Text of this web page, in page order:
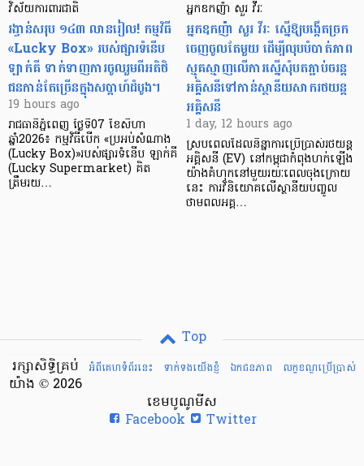
វិស័យការពារជាតិ
រង្វាន់សរុប ១៤៣ លានរៀល! កម្មវិធី
«Lucky Box» របស់ផ្សារទំនើប
ឡាក់គី ទាក់ទាញការចូលរួមពីអតិថិ
ជនកាន់តែច្រើនក្នុងសប្តាហ៍ដំបូង។
19 hours ago
រាជធានីភ្នំពេញ ថ្ងៃទី07 ខែសីហា
ឆ្នាំ2026៖ កម្មវិធីបើក «ប្រអប់សំណាង
(Lucky Box)»របស់ផ្សារទំនើប ឡាក់គី
(Lucky Supermarket) គិត
ត្រឹមរយ…
អ្នកឧកញ៉ា សួរ វីរៈ
អ្នកឧកញ៉ា សួរ វីរៈ ស្នើឱ្យបង្កើតច្រក
ចេញចូលតែមួយ ដើម្បីលុបបំបាត់ភាព
ស្មុគស្មាញលើការស្នើសុំបតភ្ជាប់ចរន្ត
អគ្គិសនីទៅកាន់ស្ថានីយសាករថយន្ត
អគ្គិសនី
1 day, 12 hours ago
ស្របពេលដែលនិន្នាការប្រើប្រាស់រថយន្ត
អគ្គិសនី (EV) នៅកម្ពុជាកំពុងហក់ឡើង
យ៉ាងគំហុកនៅមួយរយៈពេលចុងក្រោយ
នេះ ការវិនិយោគលើស្ថានីយបញ្ចូល
ថាមពលអគ្គ…
Top
អំពីគេហទំព័រនេះ
ទាក់ទងយើងខ្ញំ ឯកជនភាព លក្ខខណ្ឌ​ប្រើ​ប្រាស់
រក្សាសិទ្ធិគ្រប់
យ៉ាង © 2026
ខេមបូណូមីស
Facebook
Twitter